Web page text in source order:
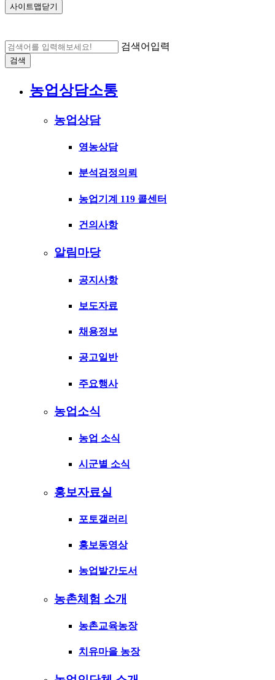
사이트맵닫기
검색어입력
검색
농업상담소통
농업상담
영농상담
분석검정의뢰
농업기계 119 콜센터
건의사항
알림마당
공지사항
보도자료
채용정보
공고일반
주요행사
농업소식
농업 소식
시군별 소식
홍보자료실
포토갤러리
홍보동영상
농업발간도서
농촌체험 소개
농촌교육농장
치유마을 농장